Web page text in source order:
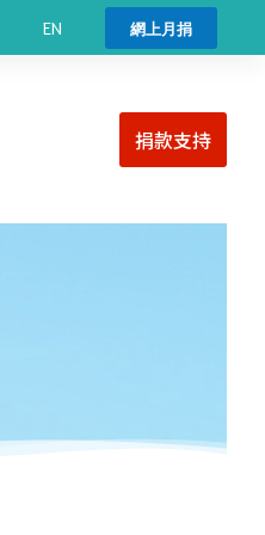
EN 網上月捐
捐款支持